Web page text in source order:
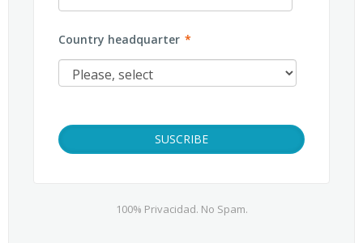
Country headquarter *
100% Privacidad. No Spam.